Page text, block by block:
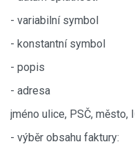
- variabilní symbol
- konstantní symbol
- popis
- adresa
jméno ulice, PSČ, město,
- výběr obsahu faktury: